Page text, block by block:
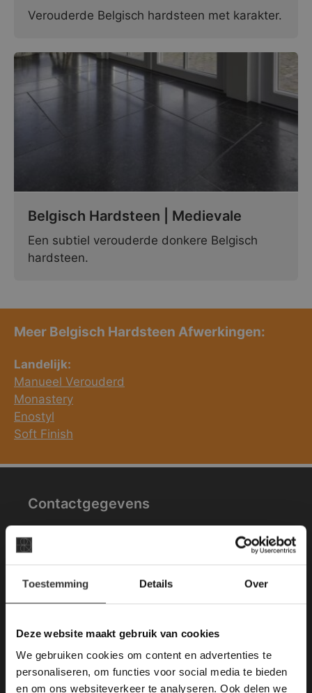
Toestemming Details Over
Deze website maakt gebruik van cookies
We gebruiken cookies om content en advertenties te
personaliseren, om functies voor social media te bieden
en om ons websiteverkeer te analyseren. Ook delen we
Verouderde Belgisch hardsteen met karakter.
Belgisch Hardsteen | Medievale
Een subtiel verouderde donkere Belgisch
hardsteen.
Meer Belgisch Hardsteen Afwerkingen:
Landelijk:
Manueel Verouderd
Monastery
Enostyl
Soft Finish
Contactgegevens
Van den Heuvel & Van Duuren
Terheijdenseweg 469
(voor navigatie: Hazepad 17)
tel: 076-3030554
E-mail: info@vdh-vd.nl
Deze website maakt
gebruik van cookies.
This Cookie Banner was deleted and is no
longer working. Please contact the website
administrator.
Deze website gebruikt cookies om de
gebruikerservaring te verbeteren. Door